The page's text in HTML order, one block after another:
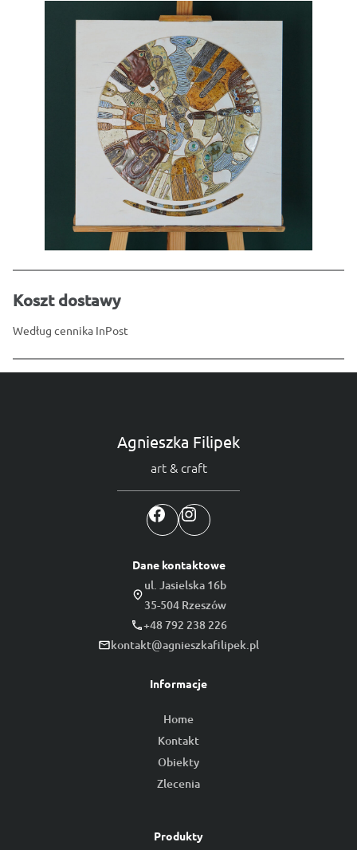
Koszt dostawy
Według cennika InPost
Agnieszka Filipek
art & craft
Facebook
Instagram
Dane kontaktowe
ul. Jasielska 16b
35-504 Rzeszów
+48 792 238 226
kontakt@agnieszkafilipek.pl
Informacje
Home
Kontakt
Obiekty
Zlecenia
Produkty